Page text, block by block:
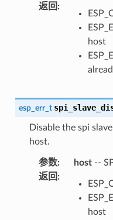
返回 :
host
esp_err_t
Disable the spi
host.
参数: host--
返回 :
host